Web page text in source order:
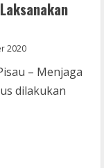
2020
– Menjaga
dilakukan